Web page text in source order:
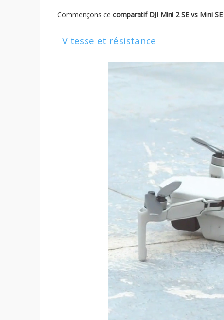
Commençons ce comparatif DJI Mini 2 SE vs Mini SE
Vitesse et résistance